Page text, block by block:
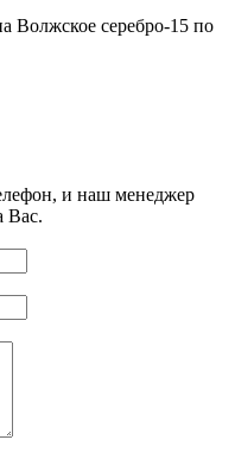
Волжское серебро-15 по
и наш менеджер
Вас.